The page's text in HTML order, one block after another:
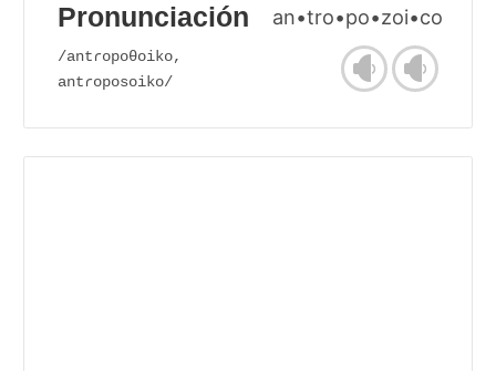
Pronunciación an•tro•po•zoi•co
/antɾopoθoiko,
antɾoposoiko/